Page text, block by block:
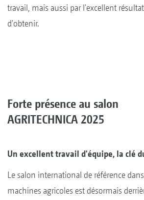
travail, mais aussi par l'excellent
d'obtenir.
Forte présence au salon
AGRITECHNICA 2025
Un excellent travail d'équipe, la clé
Le salon international de référence
machines agricoles est désormais